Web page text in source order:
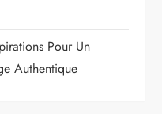
Pour Un
Authentique